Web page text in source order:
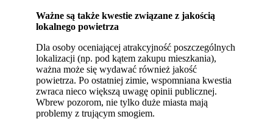
Ważne są także kwestie związane z jakością
lokalnego powietrza
Dla osoby oceniającej atrakcyjność poszczególnych
lokalizacji (np. pod kątem zakupu mieszkania),
ważna może się wydawać również jakość
powietrza. Po ostatniej zimie, wspomniana kwestia
zwraca nieco większą uwagę opinii publicznej.
Wbrew pozorom, nie tylko duże miasta mają
problemy z trującym smogiem.